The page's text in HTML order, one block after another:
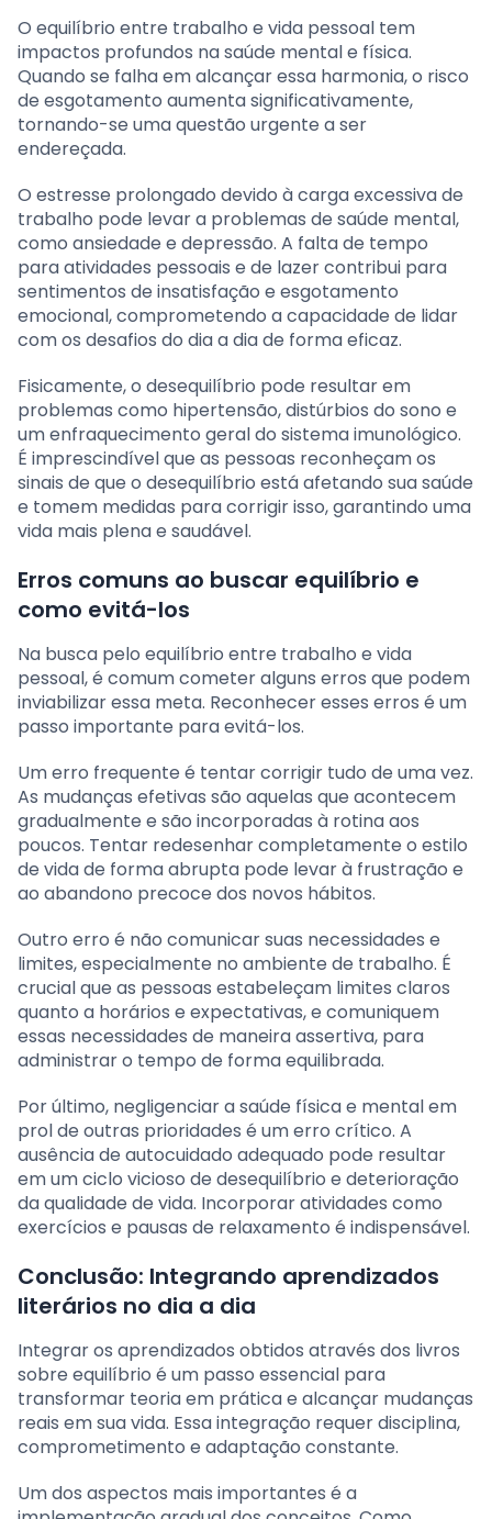
O equilíbrio entre trabalho e vida pessoal tem
impactos profundos na saúde mental e física.
Quando se falha em alcançar essa harmonia, o risco
de esgotamento aumenta significativamente,
tornando-se uma questão urgente a ser
endereçada.
O estresse prolongado devido à carga excessiva de
trabalho pode levar a problemas de saúde mental,
como ansiedade e depressão. A falta de tempo
para atividades pessoais e de lazer contribui para
sentimentos de insatisfação e esgotamento
emocional, comprometendo a capacidade de lidar
com os desafios do dia a dia de forma eficaz.
Fisicamente, o desequilíbrio pode resultar em
problemas como hipertensão, distúrbios do sono e
um enfraquecimento geral do sistema imunológico.
É imprescindível que as pessoas reconheçam os
sinais de que o desequilíbrio está afetando sua saúde
e tomem medidas para corrigir isso, garantindo uma
vida mais plena e saudável.
Erros comuns ao buscar equilíbrio e
como evitá-los
Na busca pelo equilíbrio entre trabalho e vida
pessoal, é comum cometer alguns erros que podem
inviabilizar essa meta. Reconhecer esses erros é um
passo importante para evitá-los.
Um erro frequente é tentar corrigir tudo de uma vez.
As mudanças efetivas são aquelas que acontecem
gradualmente e são incorporadas à rotina aos
poucos. Tentar redesenhar completamente o estilo
de vida de forma abrupta pode levar à frustração e
ao abandono precoce dos novos hábitos.
Outro erro é não comunicar suas necessidades e
limites, especialmente no ambiente de trabalho. É
crucial que as pessoas estabeleçam limites claros
quanto a horários e expectativas, e comuniquem
essas necessidades de maneira assertiva, para
administrar o tempo de forma equilibrada.
Por último, negligenciar a saúde física e mental em
prol de outras prioridades é um erro crítico. A
ausência de autocuidado adequado pode resultar
em um ciclo vicioso de desequilíbrio e deterioração
da qualidade de vida. Incorporar atividades como
exercícios e pausas de relaxamento é indispensável.
Conclusão: Integrando aprendizados
literários no dia a dia
Integrar os aprendizados obtidos através dos livros
sobre equilíbrio é um passo essencial para
transformar teoria em prática e alcançar mudanças
reais em sua vida. Essa integração requer disciplina,
comprometimento e adaptação constante.
Um dos aspectos mais importantes é a